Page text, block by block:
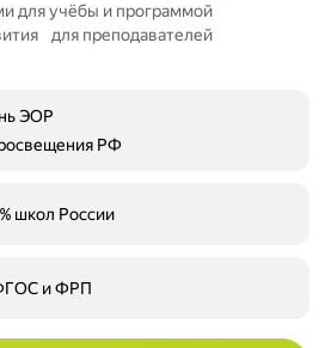
для учёбы и программой
для преподавателей
ЭОР
РФ
школ России
и ФРП